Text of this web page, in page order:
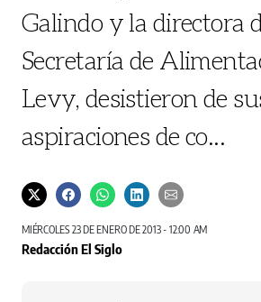
Galindo y la directora
Secretaría de
Levy, desistieron de
aspiraciones de co...
MIÉRCOLES 23 DE ENERO DE 2013 - 12:00 AM
Redacción El Siglo